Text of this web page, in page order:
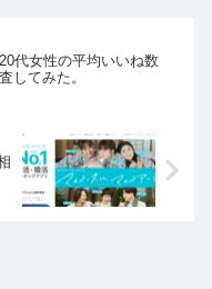
代女性の平均いいね数
してみた。